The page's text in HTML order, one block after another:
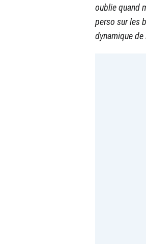
oublie quand
perso sur les
dynamique de